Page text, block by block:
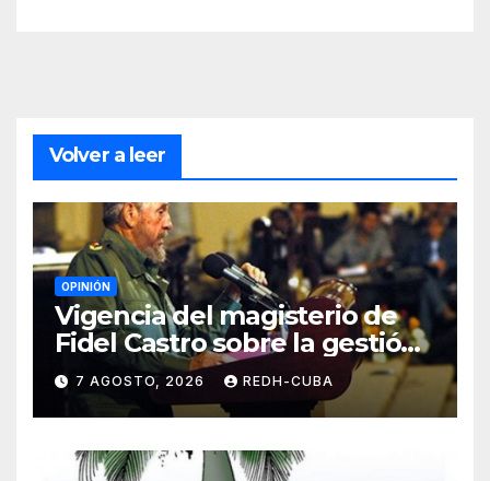
Volver a leer
OPINIÓN
Vigencia del magisterio de
Fidel Castro sobre la gestión
del liderazgo revolucionario.
Por Jorge Luís Guach Estévez
7 AGOSTO, 2026 REDH-CUBA